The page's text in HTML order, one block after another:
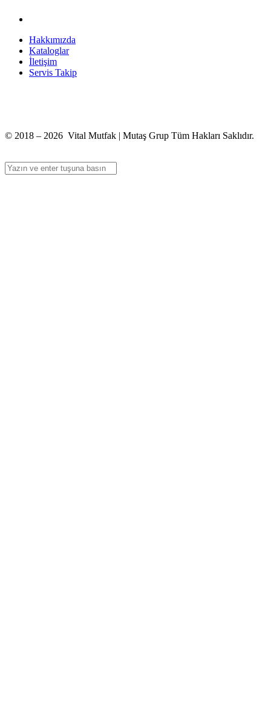
Hakkımızda
Kataloglar
İletişim
Servis Takip
© 2018 – 2026 Vital Mutfak | Mutaş Grup Tüm Hakları Saklıdır.